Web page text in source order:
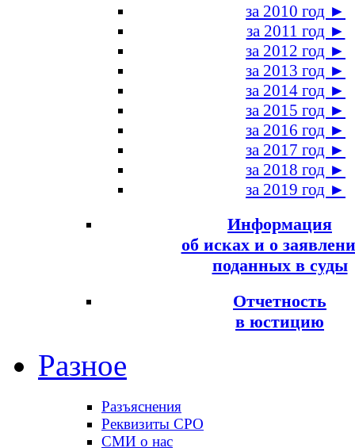
за 2010 год ►
за 2011 год ►
за 2012 год ►
за 2013 год ►
за 2014 год ►
за 2015 год ►
за 2016 год ►
за 2017 год ►
за 2018 год ►
за 2019 год ►
Информация
об исках и о
поданных в суды
Отчетность
в юстицию
Разное
Разъяснения
Реквизиты СРО
СМИ о нас